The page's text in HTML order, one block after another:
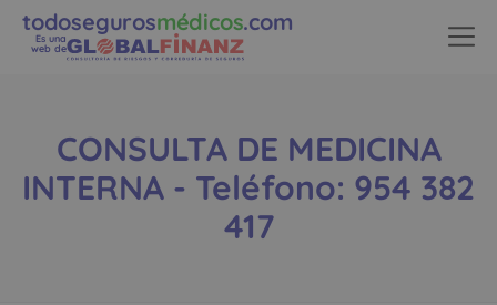
todosegurosmédicos.com
Es una
web de
CONSULTA DE MEDICINA
INTERNA - Teléfono: 954 382
417